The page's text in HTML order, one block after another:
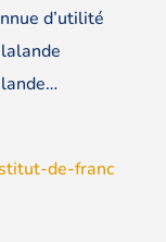
d’utilité
de-franc